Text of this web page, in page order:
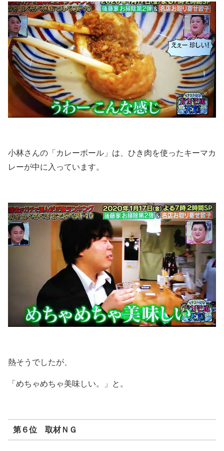
小林さんの「カレーボール」は、ひき肉を使ったキーマカ
レーが中に入っています。
熱そうでしたが、
「めちゃめちゃ美味しい。」と。
第６位 取材ＮＧ